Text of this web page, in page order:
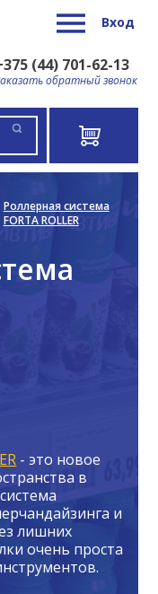
Вход
(44) 701-62-13
обратный звонок
Роллерная система
FORTA ROLLER
- это новое
в
и
лишних
очень проста